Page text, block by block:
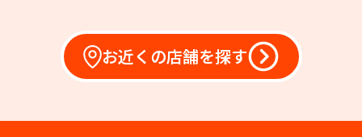
お近くの店舗を探す